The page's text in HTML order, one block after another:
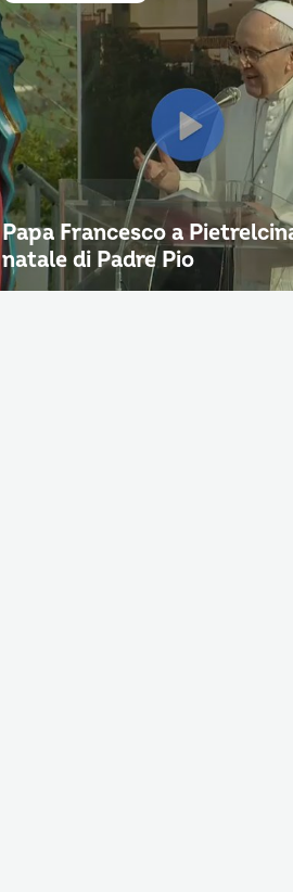
Papa Francesco a
natale di Padre Pio